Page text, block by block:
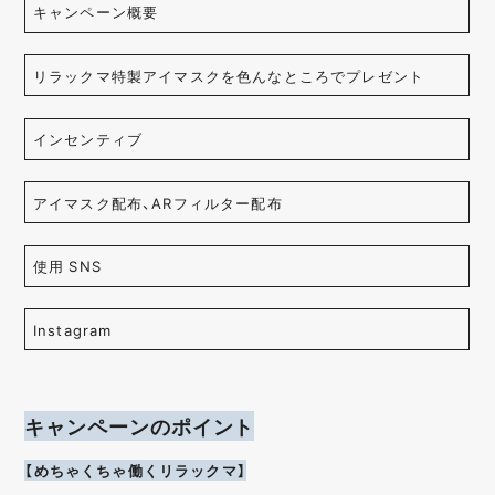
キャンペーン概要
リラックマ特製アイマスクを色んなところでプレゼント
インセンティブ
アイマスク配布、ARフィルター配布
使用 SNS
Instagram
キャンペーンのポイント
【めちゃくちゃ働くリラックマ】